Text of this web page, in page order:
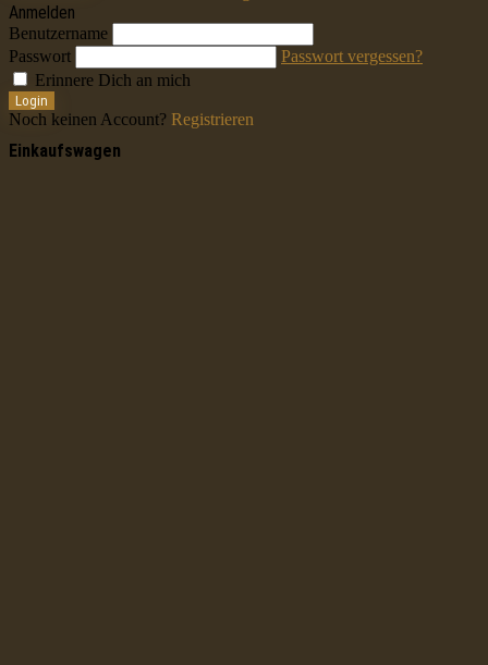
Anmelden
Benutzername
Passwort
Passwort vergessen?
Erinnere Dich an mich
Login
Noch keinen Account? Registrieren
Einkaufswagen